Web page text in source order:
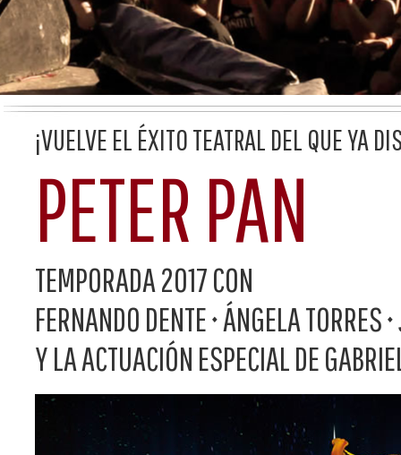
¡VUELVE EL ÉXITO TEATRAL DEL QUE YA
PETER PAN
TEMPORADA 2017 CON
FERNANDO DENTE • ÁNGELA TORRES
Y LA ACTUACIÓN ESPECIAL DE